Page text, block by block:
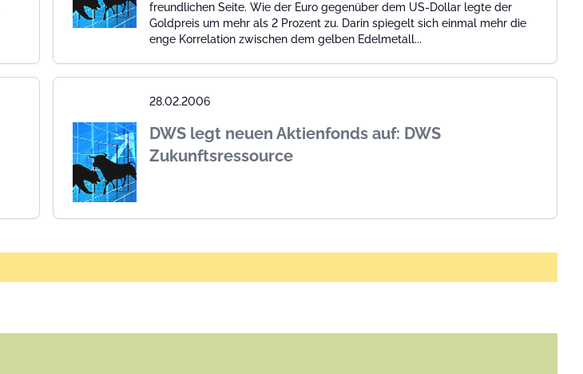
freundlichen Seite. Wie der Euro gegenüber dem US-Dollar legte der
Goldpreis um mehr als 2 Prozent zu. Darin spiegelt sich einmal mehr die
enge Korrelation zwischen dem gelben Edelmetall...
28.02.2006
DWS legt neuen Aktienfonds auf: DWS
Zukunftsressource